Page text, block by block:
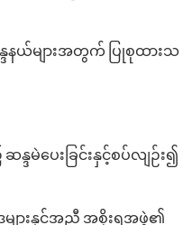
ယ်များအတွက် ပြုစုထားသ
ပေးခြင်းနှင့်စပ်လျဉ်း၍
များနှင့်အညီ အစိုးရအဖွဲ့၏